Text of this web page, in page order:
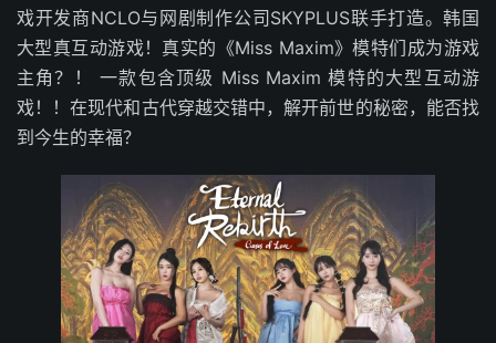
戏开发商NCLO与网剧制作公司SKYPLUS联手打造。韩国
大型真互动游戏！真实的《Miss Maxim》模特们成为游戏
主角？！ 一款包含顶级 Miss Maxim 模特的大型互动游
戏！！在现代和古代穿越交错中，解开前世的秘密，能否找
到今生的幸福？